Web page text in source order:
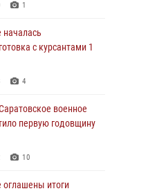
1
началась
с курсантами 1
4
военное
первую годовщину
10
оглашены итоги